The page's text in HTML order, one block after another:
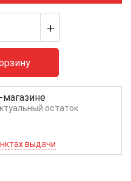
остаток
выдачи